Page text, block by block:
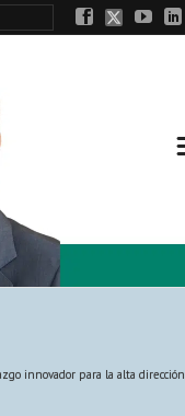
innovador para la alta dirección